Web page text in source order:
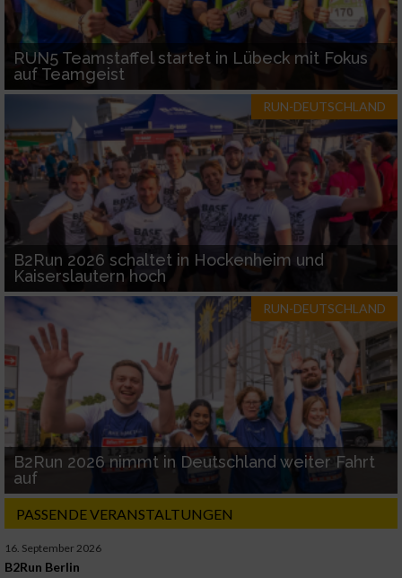
RUN5 Teamstaffel startet in Lübeck mit Fokus
auf Teamgeist
RUN-DEUTSCHLAND
B2Run 2026 schaltet in Hockenheim und
Kaiserslautern hoch
RUN-DEUTSCHLAND
B2Run 2026 nimmt in Deutschland weiter Fahrt
auf
PASSENDE VERANSTALTUNGEN
16. September 2026
B2Run Berlin